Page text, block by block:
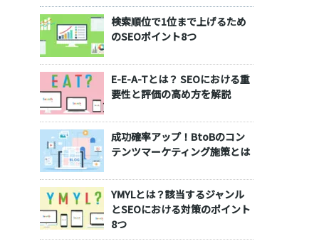
検索順位で1位まで上げるため
のSEOポイント8つ
E-E-A-Tとは？ SEOにおける重
要性と評価の高め方を解説
成功確率アップ！BtoBのコン
テンツマーケティング施策とは
YMYLとは？該当するジャンル
とSEOにおける対策のポイント
8つ